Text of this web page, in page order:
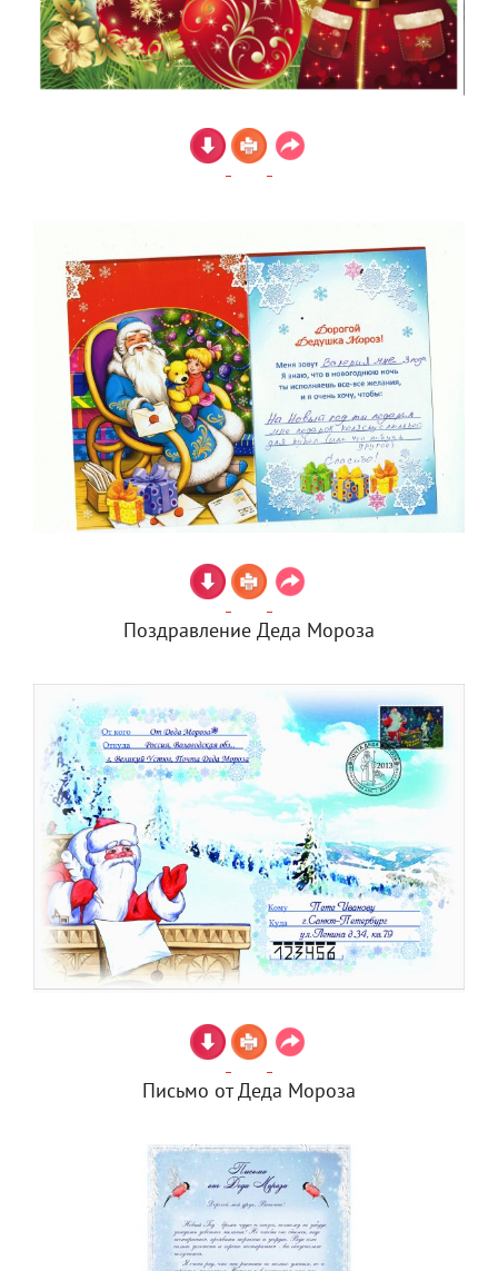
Поздравление Деда Мороза
Письмо от Деда Мороза